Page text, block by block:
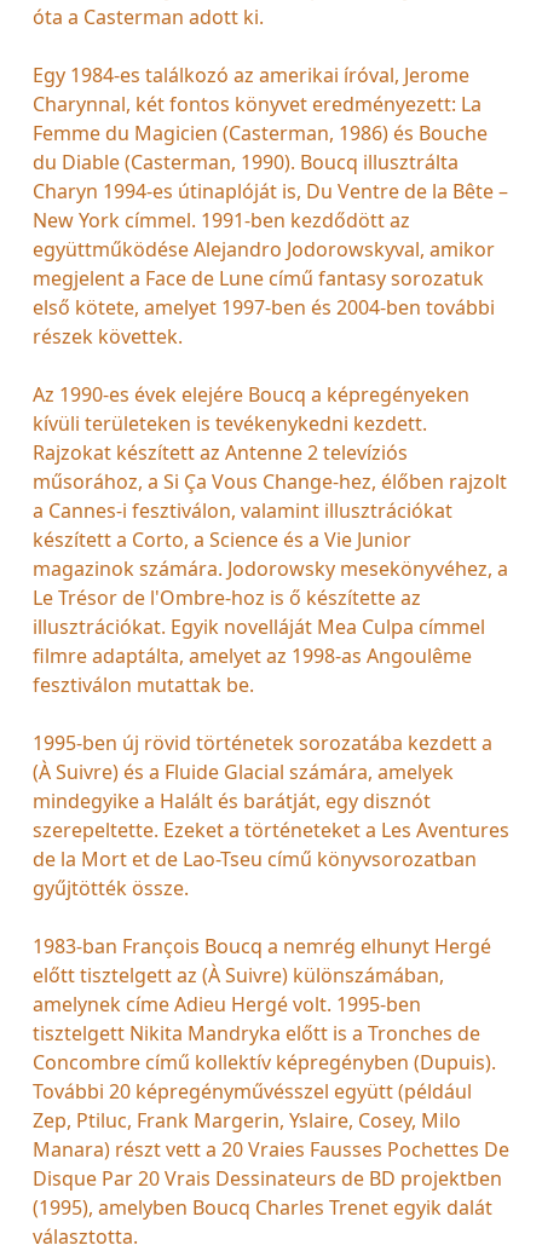
óta a Casterman adott ki.
Egy 1984-es találkozó az amerikai íróval, Jerome
Charynnal, két fontos könyvet eredményezett: La
Femme du Magicien (Casterman, 1986) és Bouche
du Diable (Casterman, 1990). Boucq illusztrálta
Charyn 1994-es útinaplóját is, Du Ventre de la Bête –
New York címmel. 1991-ben kezdődött az
együttműködése Alejandro Jodorowskyval, amikor
megjelent a Face de Lune című fantasy sorozatuk
első kötete, amelyet 1997-ben és 2004-ben további
részek követtek.
Az 1990-es évek elejére Boucq a képregényeken
kívüli területeken is tevékenykedni kezdett.
Rajzokat készített az Antenne 2 televíziós
műsorához, a Si Ça Vous Change-hez, élőben rajzolt
a Cannes-i fesztiválon, valamint illusztrációkat
készített a Corto, a Science és a Vie Junior
magazinok számára. Jodorowsky mesekönyvéhez, a
Le Trésor de l'Ombre-hoz is ő készítette az
illusztrációkat. Egyik novelláját Mea Culpa címmel
filmre adaptálta, amelyet az 1998-as Angoulême
fesztiválon mutattak be.
1995-ben új rövid történetek sorozatába kezdett a
(À Suivre) és a Fluide Glacial számára, amelyek
mindegyike a Halált és barátját, egy disznót
szerepeltette. Ezeket a történeteket a Les Aventures
de la Mort et de Lao-Tseu című könyvsorozatban
gyűjtötték össze.
1983-ban François Boucq a nemrég elhunyt Hergé
előtt tisztelgett az (À Suivre) különszámában,
amelynek címe Adieu Hergé volt. 1995-ben
tisztelgett Nikita Mandryka előtt is a Tronches de
Concombre című kollektív képregényben (Dupuis).
További 20 képregényművésszel együtt (például
Zep, Ptiluc, Frank Margerin, Yslaire, Cosey, Milo
Manara) részt vett a 20 Vraies Fausses Pochettes De
Disque Par 20 Vrais Dessinateurs de BD projektben
(1995), amelyben Boucq Charles Trenet egyik dalát
választotta.